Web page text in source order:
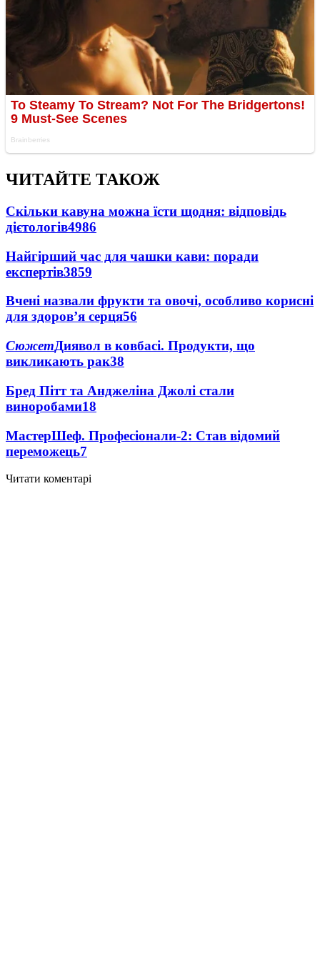
ЧИТАЙТЕ ТАКОЖ
Скільки кавуна можна їсти щодня: відповідь
дієтологів4986
Найгірший час для чашки кави: поради
експертів3859
Вчені назвали фрукти та овочі, особливо корисні
для здоров’я серця56
СюжетДиявол в ковбасі. Продукти, що
викликають рак38
Бред Пітт та Анджеліна Джолі стали
виноробами18
МастерШеф. Професіонали-2: Став відомий
переможець7
Читати коментарі